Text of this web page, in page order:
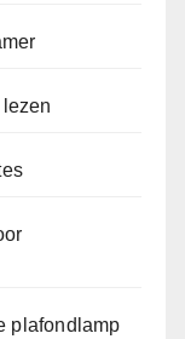
plafondlamp